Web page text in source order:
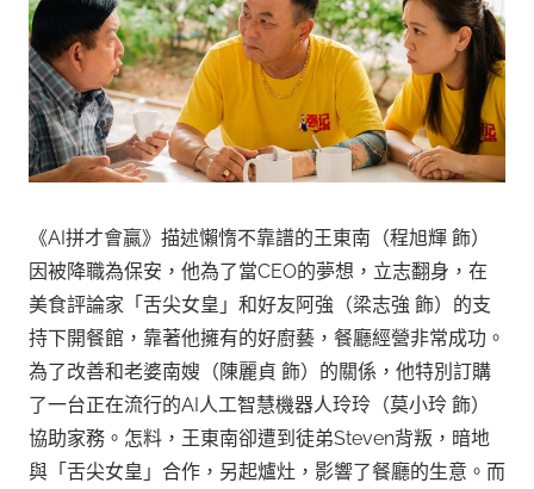
《AI拼才會贏》描述懶惰不靠譜的王東南（程旭輝 飾）
因被降職為保安，他為了當CEO的夢想，立志翻身，在
美食評論家「舌尖女皇」和好友阿強（梁志強 飾）的支
持下開餐館，靠著他擁有的好廚藝，餐廳經營非常成功。
為了改善和老婆南嫂（陳麗貞 飾）的關係，他特別訂購
了一台正在流行的AI人工智慧機器人玲玲（莫小玲 飾）
協助家務。怎料，王東南卻遭到徒弟Steven背叛，暗地
與「舌尖女皇」合作，另起爐灶，影響了餐廳的生意。而